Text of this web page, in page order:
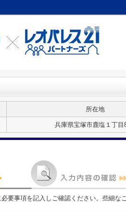
所在地
兵庫県宝塚市鹿塩１丁目
要事項を記入しご確認ください。些細な